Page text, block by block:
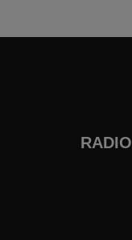
RADIO